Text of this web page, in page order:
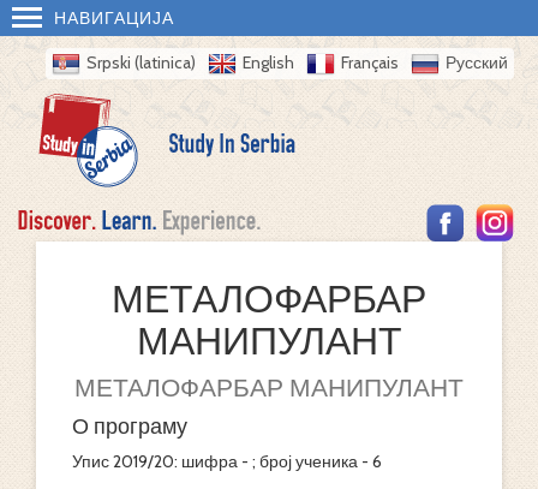
НАВИГАЦИЈА
Srpski (latinica) English Français Русский
МЕТАЛОФАРБАР
МАНИПУЛАНТ
МЕТАЛОФАРБАР МАНИПУЛАНТ
О програму
Упис 2019/20: шифра - ; број ученика - 6